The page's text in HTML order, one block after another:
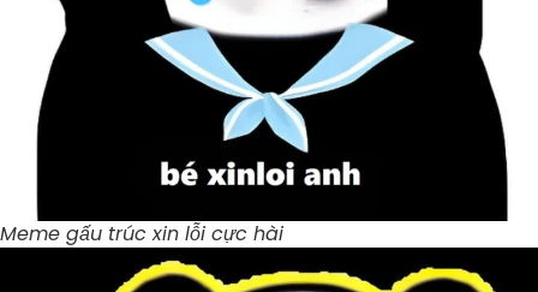
Meme gấu trúc xin lỗi cực hài